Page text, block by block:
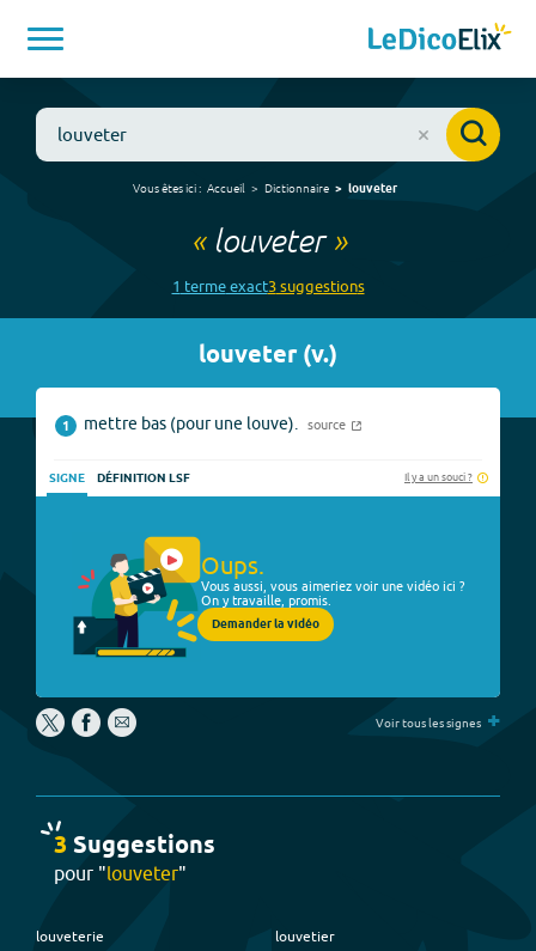
Vous êtes ici : Accueil Dictionnaire louveter
« louveter»
1 termeexact3suggestions
louveter(v.)
1 mettre bas (pour une louve). source
SIGNE DÉFINITION LSF Il y a un souci ?
Oups.
Vous aussi, vous aimeriez voir une vidéo ici ?
On y travaille, promis.
Demander la vidéo
Voir tous les signes +
3 Suggestions
pour "louveter"
louveterie
louvetier